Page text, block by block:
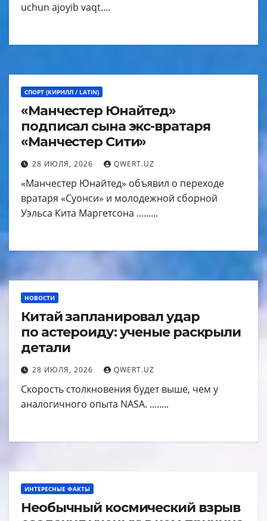
uchun ajoyib vaqt.…
СПОРТ (КИРИЛЛ / LATIN)
«Манчестер Юнайтед»
подписал сына экс-вратаря
«Манчестер Сити»
28 ИЮЛЯ, 2026 QWERT.UZ
«Манчестер Юнайтед» объявил о переходе
вратаря «Суонси» и молодежной сборной
Уэльса Кита Маргетсона .........
НОВОСТИ
Китай запланировал удар
по астероиду: ученые раскрыли
детали
28 ИЮЛЯ, 2026 QWERT.UZ
Скорость столкновения будет выше, чем у
аналогичного опыта NASA. ........
ИНТЕРЕСНЫЕ ФАКТЫ
Необычный космический взрыв